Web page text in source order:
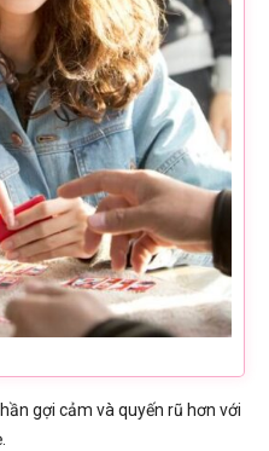
gợi cảm và quyến rũ hơn với